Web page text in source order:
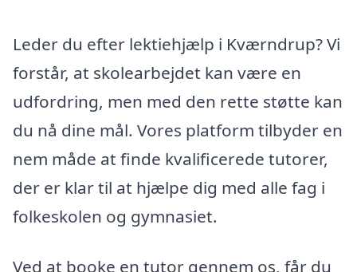
Leder du efter lektiehjælp i Kværndrup? Vi
forstår, at skolearbejdet kan være en
udfordring, men med den rette støtte kan
du nå dine mål. Vores platform tilbyder en
nem måde at finde kvalificerede tutorer,
der er klar til at hjælpe dig med alle fag i
folkeskolen og gymnasiet.
Ved at booke en tutor gennem os, får du